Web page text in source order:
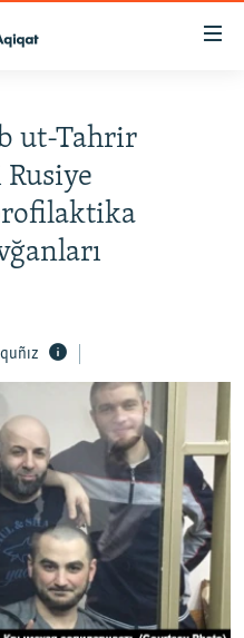
ut-Tahrir
Rusiye